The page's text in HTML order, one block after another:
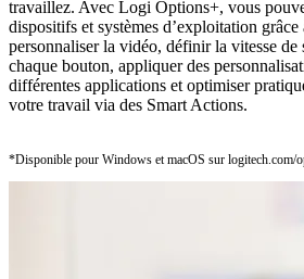
travaillez. Avec Logi Options+, vous
dispositifs et systèmes d’exploitation
personnaliser la vidéo, définir la vitesse de
chaque bouton, appliquer des
différentes applications et optimiser
votre travail via des Smart Actions.
*Disponible pour Windows et macOS sur logitech.com/